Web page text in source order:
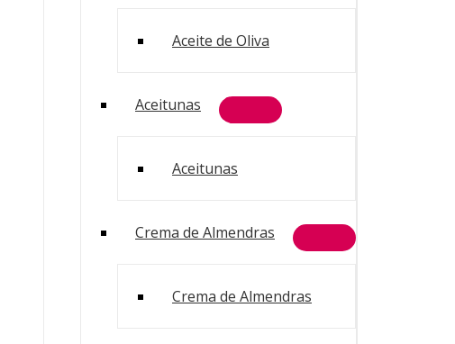
Aceite de Oliva
Aceitunas
Aceitunas
Crema de Almendras
Crema de Almendras